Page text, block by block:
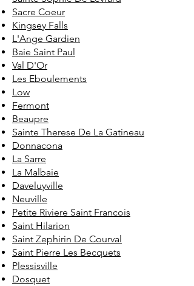
Sacre Coeur
Kingsey Falls
L'Ange Gardien
Baie Saint Paul
Val D'Or
Les Eboulements
Low
Fermont
Beaupre
Sainte Therese De La Gatineau
Donnacona
La Sarre
La Malbaie
Daveluyville
Neuville
Petite Riviere Saint Francois
Saint Hilarion
Saint Zephirin De Courval
Saint Pierre Les Becquets
Plessisville
Dosquet